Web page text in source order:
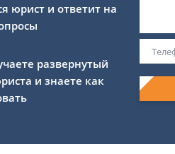
юрист и ответит на
развернутый
и знаете как